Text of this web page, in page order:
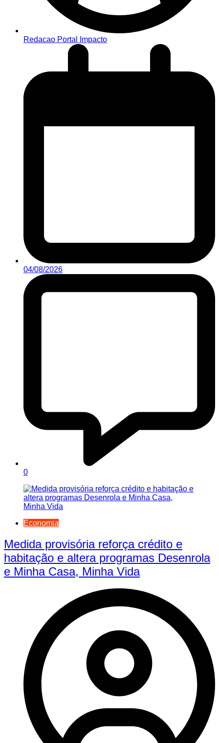
Redacao Portal Impacto
04/08/2026
0
Economia
Medida provisória reforça crédito e
habitação e altera programas Desenrola
e Minha Casa, Minha Vida